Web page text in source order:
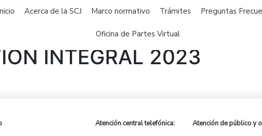
Acerca de la SCJ Marco normativo Trámites Preguntas
Oficina de Partes Virtual
INTEGRAL 2023
Atención central telefónica:
Atención de público y